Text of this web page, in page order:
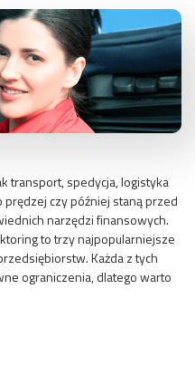
transport, spedycja, logistyka
prędzej czy później staną przed
narzędzi finansowych.
to trzy najpopularniejsze
Każda z tych
ograniczenia, dlatego warto